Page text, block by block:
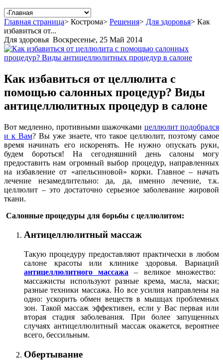
Главная страница> Кострома> Решения> Для здоровья> Как
избавиться от...
Для здоровья Воскресенье, 25 Май 2014
Как избавиться от целлюлита с
помощью салонных процедур? Виды
антицеллюлитных процедур в салоне
Вот медленно, противными шажочками целлюлит подобрался
и к Вам? Вы уже знаете, что такое целлюлит, поэтому самое
время начинать его искоренять. Не нужно опускать руки,
будем бороться! На сегодняшний день салоны могу
предоставить нам огромный выбор процедур, направленных
на избавление от «апельсиновой» корки. Главное – начать
лечение незамедлительно: да, да, именно лечение, т.к.
целлюлит – это достаточно серьезное заболевание жировой
ткани.
Салонные процедуры для борьбы с целлюлитом:
Антицеллюлитный массаж
Такую процедуру предоставляют практически в любом
салоне красоты или клинике здоровья. Вариаций
антицеллюлитного массажа – великое множество:
массажисты используют разные крема, масла, маски;
разные техники массажа. Но все усилия направлены на
одно: ускорить обмен веществ в мышцах проблемных
зон. Такой массаж эффективен, если у Вас первая или
вторая стадия заболевания. При более запущенных
случаях антицеллюлитный массаж окажется, вероятнее
всего, бессильным.
Обертывание